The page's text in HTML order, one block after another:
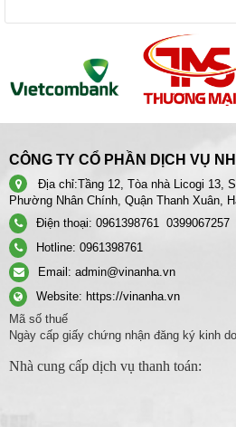
CÔNG TY CỔ PHẦN DỊCH VỤ
Địa chỉ:Tầng 12, Tòa nhà Licogi 13,
Phường Nhân Chính, Quận Thanh Xuân,
Điện thoại: 0961398761
0399067257
Hotline: 0961398761
Email: admin@vinanha.vn
Website: https://vinanha.vn
Mã số thuế
Ngày cấp giấy chứng nhận đăng ký kinh
Nhà cung cấp dịch vụ thanh toán: